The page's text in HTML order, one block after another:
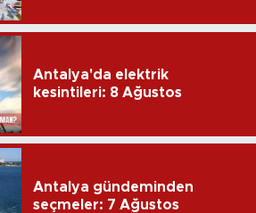
Antalya'da elektrik
kesintileri: 8 Ağustos
Antalya gündeminden
seçmeler: 7 Ağustos